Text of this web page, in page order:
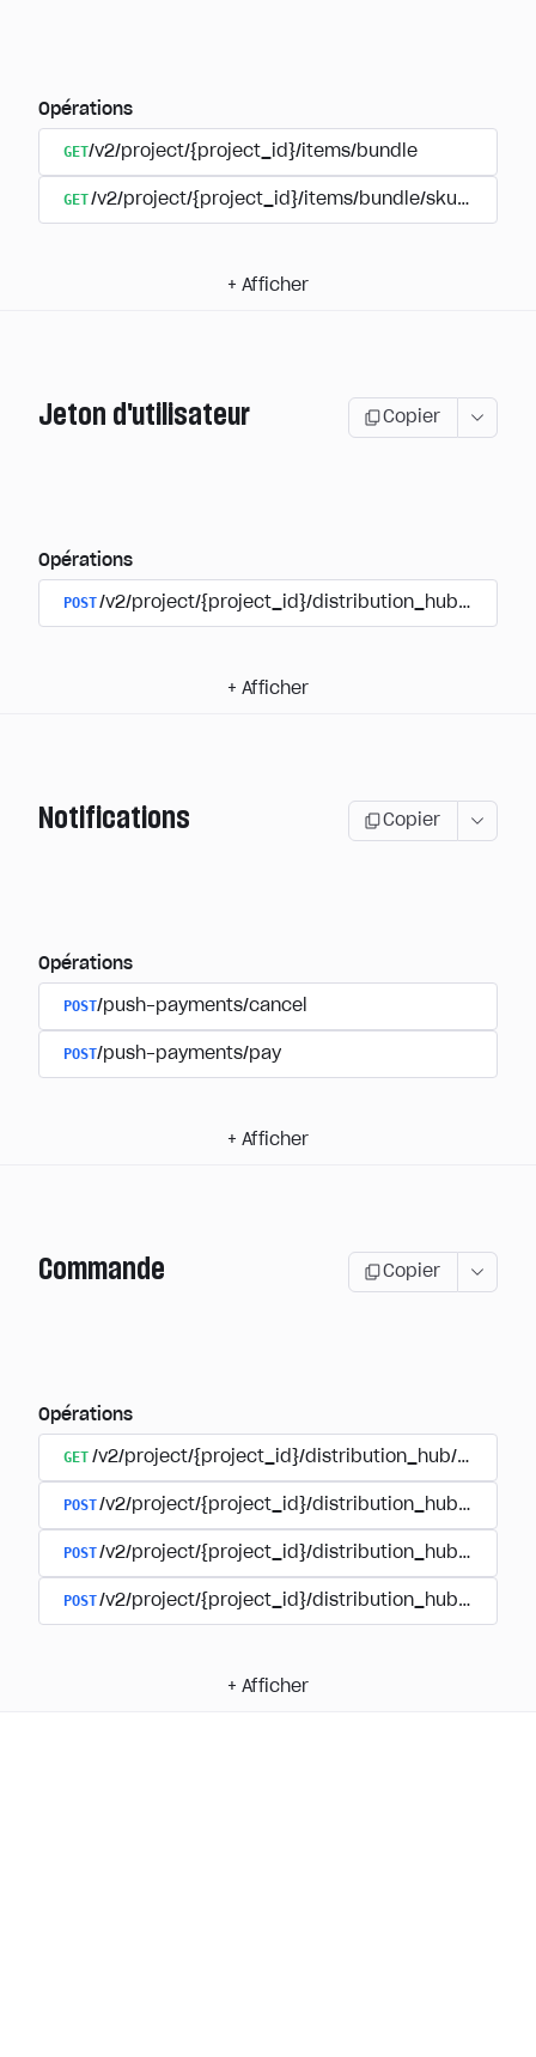
Opérations
GET/v2/project/{project_id}/items/bundle
GET/v2/project/{project_id}/items/bundle/sku/{sku}
+ Afficher
Jeton d'utilisateur Copier
Opérations
POST/v2/project/{project_id}/distribution_hub/user/
+ Afficher
Notifications Copier
Opérations
POST/push-payments/cancel
POST/push-payments/pay
+ Afficher
Commande Copier
Opérations
GET /v2/project/{project_id}/distribution_hub/order/
POST/v2/project/{project_id}/distribution_hub/
POST/v2/project/{project_id}/distribution_hub/
POST/v2/project/{project_id}/distribution_hub/
+ Afficher